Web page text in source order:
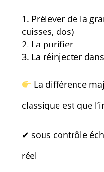
Prélever de la
cuisses, dos)
La purifier
La réinjecter
La différence
classique est que
✔ sous contrôle
réel